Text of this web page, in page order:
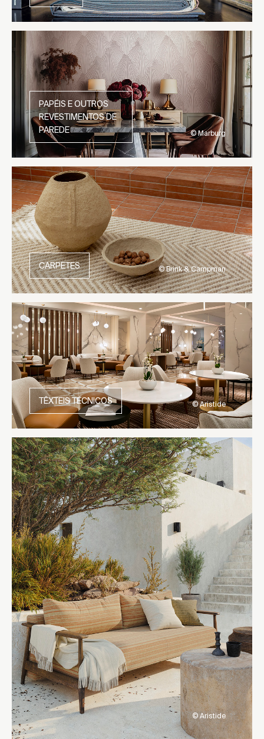
PAPÉIS E OUTROS
REVESTIMENTOS DE
PAREDE
© Marburg
CARPETES © Brink & Campman
TÊXTEIS TÉCNICOS © Aristide
© Aristide